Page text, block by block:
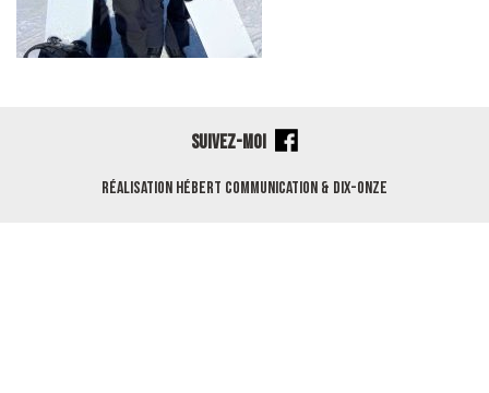
SUIVEZ-MOI
Réalisation Hébert Communication & Dix-Onze